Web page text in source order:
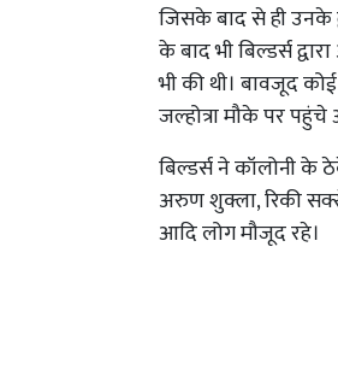
जिसके बाद से ही उनके
के बाद भी बिल्डर्स
भी की थी। बावजूद
जल्होत्रा मौके पर
बिल्डर्स ने कॉलोनी के
अरुण शुक्ला, रिकी
आदि लोग मौजूद रहे।